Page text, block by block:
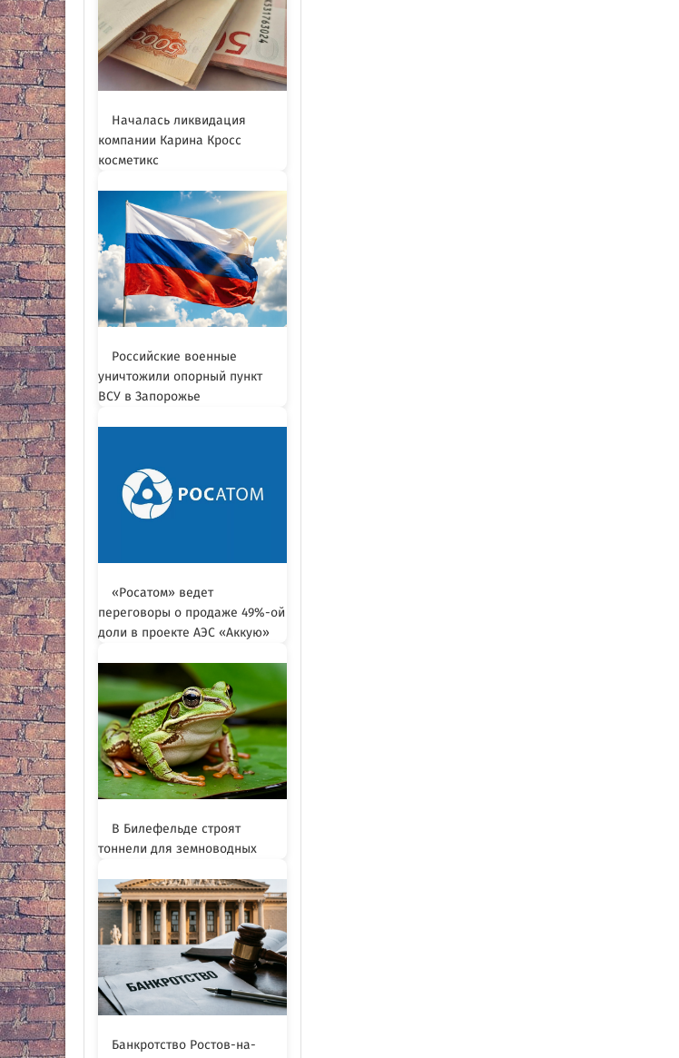
Началась ликвидация
компании Карина Кросс
косметикс
Российские военные
уничтожили опорный пункт
ВСУ в Запорожье
«Росатом» ведет
переговоры о продаже 49%-ой
доли в проекте АЭС «Аккую»
В Билефельде строят
тоннели для земноводных
Банкротство Ростов-на-